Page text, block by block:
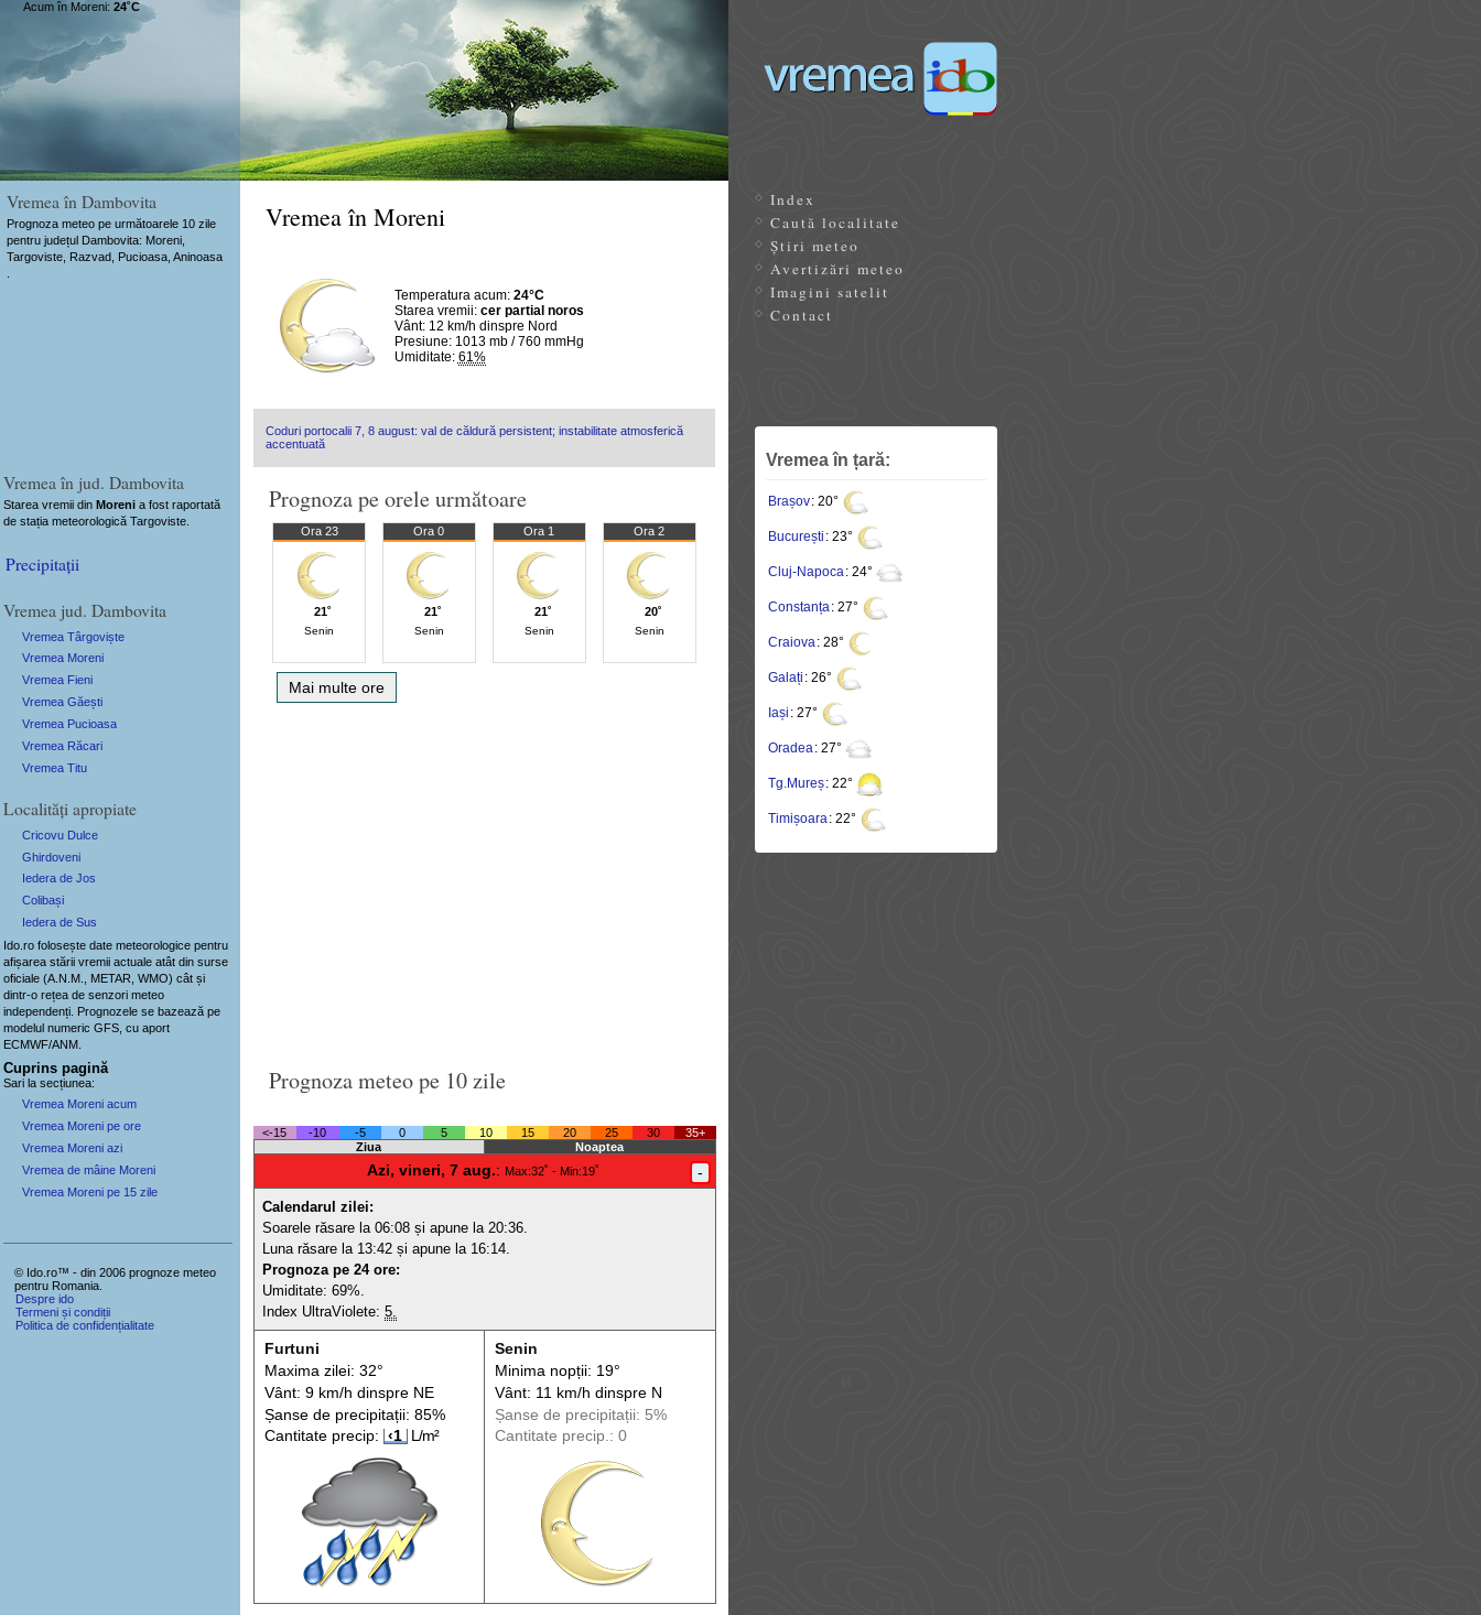
Vremea în Dambovita
Prognoza meteo pe următoarele 10 zile
pentru județul Dambovita: Moreni,
Targoviste, Razvad, Pucioasa, Aninoasa
Vremea în Moreni
Temperatura acum: 24°C
Starea vremii: cer partial noros
Vânt: 12 km/h dinspre Nord
Presiune: 1013 mb / 760 mmHg
Umiditate: 61%
Acum în Moreni: 24˚C
Coduri portocalii 7, 8 august: val de căldură persistent; instabilitate atmosferică
accentuată
Prognoza pe orele următoare
Ora 23
21˚
Senin
Ora 0
21˚
Senin
Ora 1
21˚
Senin
Ora 2
20˚
Senin
Mai multe ore
Prognoza meteo pe 10 zile
<-15 -10 -5 0 5 10 15 20 25 30
35+
Ziua
Noaptea
Azi, vineri, 7 aug.: Max:32˚ - Min:19˚ -
Calendarul zilei:
Soarele răsare la 06:08 și apune la 20:36.
Luna răsare la 13:42 și apune la 16:14.
Prognoza pe 24 ore:
Umiditate: 69%.
Index UltraViolete:5.
Furtuni
Maxima zilei: 32°
Vânt: 9 km/h dinspreNE
Șanse de precipitații: 85%
Cantitate precip:
‹1 L/m²
Senin
Minima nopții: 19°
Vânt: 11 km/h dinspreN
Șanse de precipitații: 5%
Cantitate precip.: 0
Index
Caută localitate
Știri meteo
Avertizări meteo
Imagini satelit
Contact
Vremea în țară:
Brașov: 20°
București : 23°
Cluj-Napoca: 24°
Constanța: 27°
Craiova: 28°
Galați : 26°
Iași : 27°
Oradea: 27°
Tg.Mureș: 22°
Timișoara: 22°
Vremea în jud. Dambovita
Starea vremii dinMoreni a fost raportată
de stația meteorologică Targoviste.
Precipitații
Vremea jud. Dambovita
Vremea Târgoviște
Vremea Moreni
Vremea Fieni
Vremea Găești
Vremea Pucioasa
Vremea Răcari
Vremea Titu
Localități apropiate
Cricovu Dulce
Ghirdoveni
Iedera de Jos
Colibași
Iedera de Sus
Ido.ro folosește date meteorologice pentru
afișarea stării vremii actuale atât din surse
oficiale (A.N.M., METAR, WMO) cât și
dintr-o rețea de senzori meteo
independenți . Prognozele se bazează pe
modelul numeric GFS, cu aport
ECMWF/ANM.
Cuprins pagină
Sari la secțiunea:
Vremea Moreni acum
Vremea Moreni pe ore
Vremea Moreni azi
Vremea de mâine Moreni
Vremea Moreni pe 15 zile
© Ido.ro™ - din 2006 prognoze meteo
pentru Romania.
Despre ido
Termeni și condiții
Politica de confidențialitate